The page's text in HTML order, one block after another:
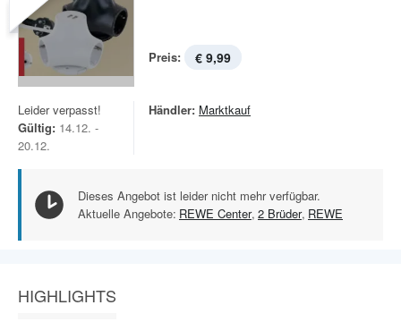
Preis: € 9,99
Leider verpasst!
Gültig: 14.12. -
20.12.
Händler: Marktkauf
Dieses Angebot ist leider nicht mehr verfügbar.
Aktuelle Angebote: REWE Center, 2 Brüder, REWE
HIGHLIGHTS